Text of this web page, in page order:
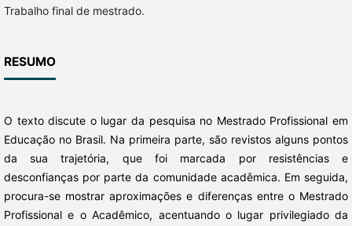
Trabalho final de mestrado.
RESUMO
O texto discute o lugar da pesquisa no Mestrado Profissional em
Educação no Brasil. Na primeira parte, são revistos alguns pontos
da sua trajetória, que foi marcada por resistências e
desconfianças por parte da comunidade acadêmica. Em seguida,
procura-se mostrar aproximações e diferenças entre o Mestrado
Profissional e o Acadêmico, acentuando o lugar privilegiado da